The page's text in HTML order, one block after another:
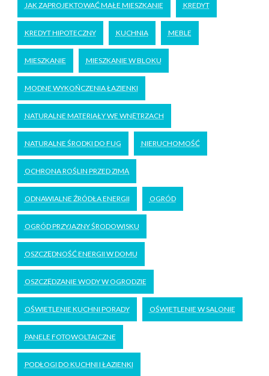
JAK ZAPROJEKTOWAĆ MAŁE MIESZKANIE KREDYT
KREDYT HIPOTECZNY KUCHNIA MEBLE
MIESZKANIE MIESZKANIE W BLOKU
MODNE WYKOŃCZENIA ŁAZIENKI
NATURALNE MATERIAŁY WE WNĘTRZACH
NATURALNE ŚRODKI DO FUG NIERUCHOMOŚĆ
OCHRONA ROŚLIN PRZED ZIMĄ
ODNAWIALNE ŹRÓDŁA ENERGII OGRÓD
OGRÓD PRZYJAZNY ŚRODOWISKU
OSZCZĘDNOŚĆ ENERGII W DOMU
OSZCZĘDZANIE WODY W OGRODZIE
OŚWIETLENIE KUCHNI PORADY OŚWIETLENIE W SALONIE
PANELE FOTOWOLTAICZNE
PODŁOGI DO KUCHNI I ŁAZIENKI